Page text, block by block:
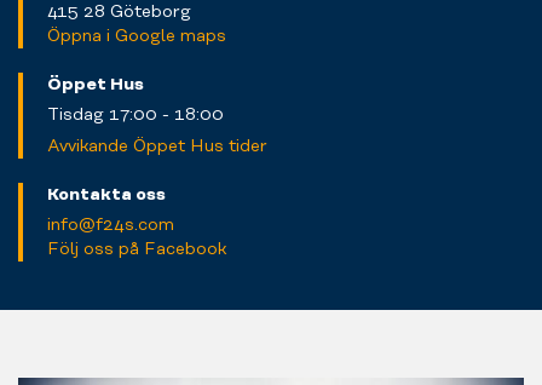
415 28 Göteborg
Öppna i Google maps
Öppet Hus
Tisdag 17:00 - 18:00
Avvikande Öppet Hus tider
Kontakta oss
info@f24s.com
Följ oss på Facebook